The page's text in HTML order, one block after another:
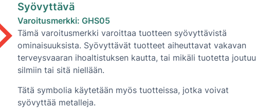
Syövyttävä
Varoitusmerkki: GHS05
Tämä varoitusmerkki varoittaa tuotteen syövyttävistä
ominaisuuksista. Syövyttävät tuotteet aiheuttavat vakavan
terveysvaaran ihoaltistuksen kautta, tai mikäli tuotetta joutuu
silmiin tai sitä niellään.
Tätä symbolia käytetään myös tuotteissa, jotka voivat
syövyttää metalleja.